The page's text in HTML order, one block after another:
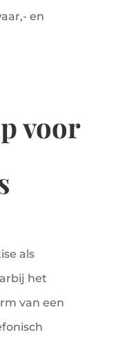
en
voor
als
het
van een